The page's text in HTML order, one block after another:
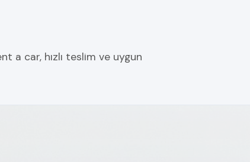
a car, hızlı teslim ve uygun